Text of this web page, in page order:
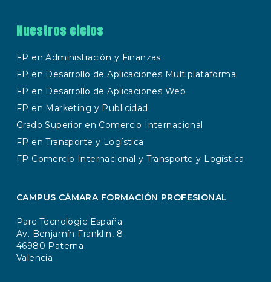
Nuestros ciclos
FP en Administración y Finanzas
FP en Desarrollo de Aplicaciones Multiplataforma
FP en Desarrollo de Aplicaciones Web
FP en Marketing y Publicidad
Grado Superior en Comercio Internacional
FP en Transporte y Logística
FP Comercio Internacional y Transporte y Logística
CAMPUS CÁMARA FORMACIÓN PROFESIONAL
Parc Tecnològic España
Av. Benjamín Franklin, 8
46980 Paterna
Valencia